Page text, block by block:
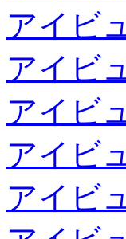
アイビ
アイビ
アイビ
アイビ
アイビ